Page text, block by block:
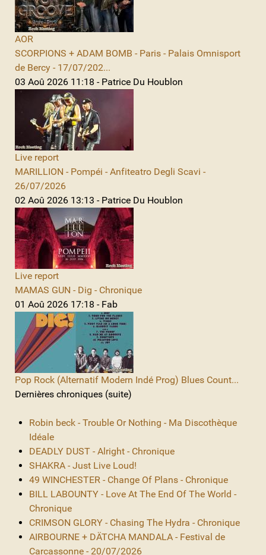
AOR
SCORPIONS + ADAM BOMB - Paris - Palais Omnisport
de Bercy - 17/07/202...
03 Aoû 2026 11:18 - Patrice Du Houblon
Live report
MARILLION - Pompéi - Anfiteatro Degli Scavi -
26/07/2026
02 Aoû 2026 13:13 - Patrice Du Houblon
Live report
MAMAS GUN - Dig - Chronique
01 Aoû 2026 17:18 - Fab
Pop Rock (Alternatif Modern Indé Prog) Blues Count...
Dernières chroniques (suite)
Robin beck - Trouble Or Nothing - Ma Discothèque
Idéale
DEADLY DUST - Alright - Chronique
SHAKRA - Just Live Loud!
49 WINCHESTER - Change Of Plans - Chronique
BILL LABOUNTY - Love At The End Of The World -
Chronique
CRIMSON GLORY - Chasing The Hydra - Chronique
AIRBOURNE + DÄTCHA MANDALA - Festival de
Carcassonne - 20/07/2026